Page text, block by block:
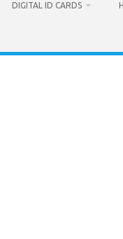
DIGITAL ID CARDS